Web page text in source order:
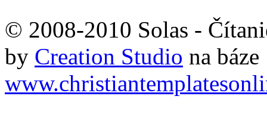
© 2008-2010 Solas -
by Creation Studio na báze